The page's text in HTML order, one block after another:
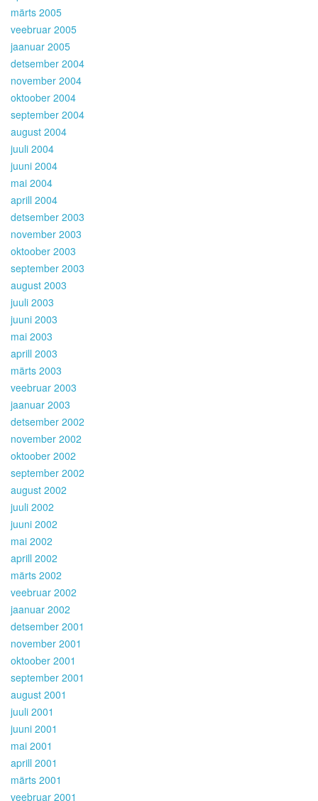
märts 2005
veebruar 2005
jaanuar 2005
detsember 2004
november 2004
oktoober 2004
september 2004
august 2004
juuli 2004
juuni 2004
mai 2004
aprill 2004
detsember 2003
november 2003
oktoober 2003
september 2003
august 2003
juuli 2003
juuni 2003
mai 2003
aprill 2003
märts 2003
veebruar 2003
jaanuar 2003
detsember 2002
november 2002
oktoober 2002
september 2002
august 2002
juuli 2002
juuni 2002
mai 2002
aprill 2002
märts 2002
veebruar 2002
jaanuar 2002
detsember 2001
november 2001
oktoober 2001
september 2001
august 2001
juuli 2001
juuni 2001
mai 2001
aprill 2001
märts 2001
veebruar 2001